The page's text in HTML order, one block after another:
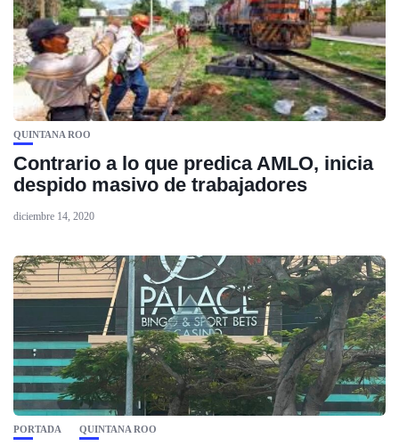
QUINTANA ROO
Contrario a lo que predica AMLO, inicia
despido masivo de trabajadores
diciembre 14, 2020
PORTADA QUINTANA ROO